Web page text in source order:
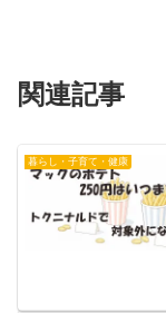
関連記事
暮らし・子育て・健康